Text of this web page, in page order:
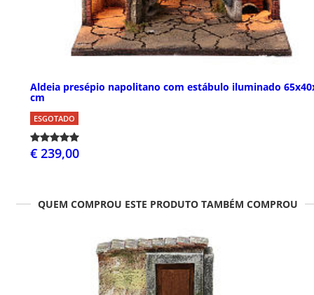
Aldeia presépio napolitano com estábulo iluminado
cm
ESGOTADO
€ 239,00
QUEM COMPROU ESTE PRODUTO TAMBÉM COMPROU